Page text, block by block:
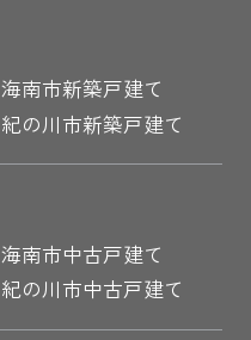
海南市新築戸建て
紀の川市新築戸建て
海南市中古戸建て
紀の川市中古戸建て